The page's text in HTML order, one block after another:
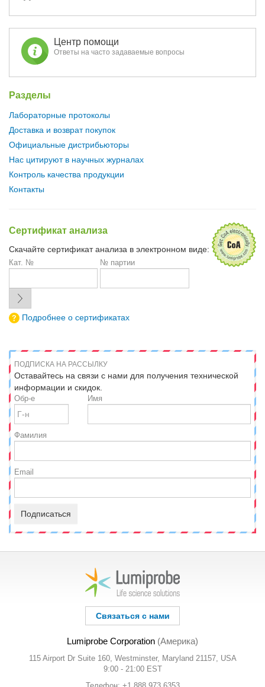
Центр помощи
Ответы на часто задаваемые вопросы
Разделы
Лабораторные протоколы
Доставка и возврат покупок
Официальные дистрибьюторы
Нас цитируют в научных журналах
Контроль качества продукции
Контакты
Сертификат анализа
Скачайте сертификат анализа в электронном виде:
Кат. № № партии
Подробнее о сертификатах
ПОДПИСКА НА РАССЫЛКУ
Оставайтесь на связи с нами для получения технической
информации и скидок.
Обр-е Имя
Фамилия
Email
Подписаться
Связаться с нами
Lumiprobe Corporation (Америка)
115 Airport Dr Suite 160, Westminster, Maryland 21157, USA
9:00 - 21:00 EST